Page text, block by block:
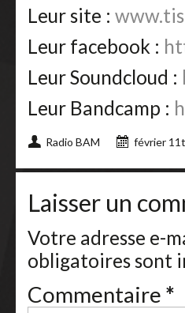
Leur site :
Leur facebook :
Leur Soundcloud :
Leur Bandcamp :
Radio BAM février
Laisser un
Votre adresse e-
obligatoires sont
Commentaire *